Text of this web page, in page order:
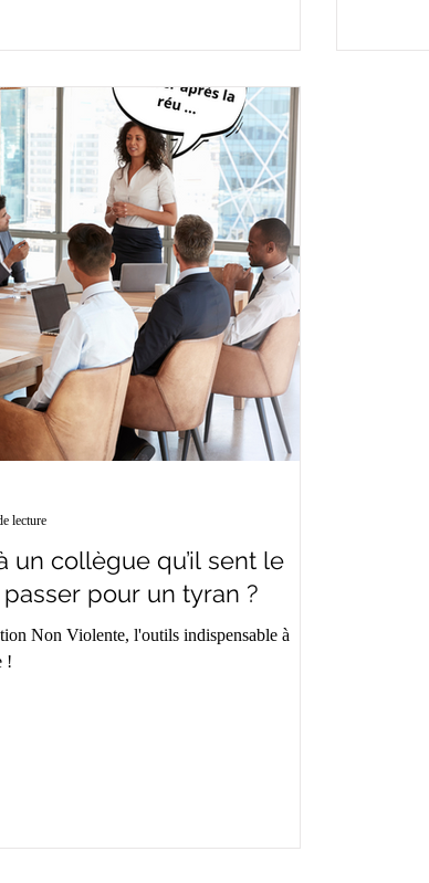
un collègue qu’il sent le
pour un tyran ?
Non Violente, l'outils indispensable à
!
lecture